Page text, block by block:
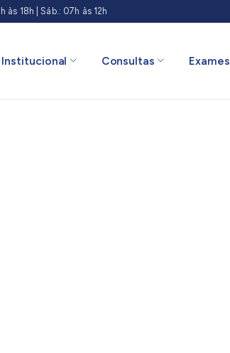
às 18h | Sáb.: 07h às 12h
Institucional Consultas Exames